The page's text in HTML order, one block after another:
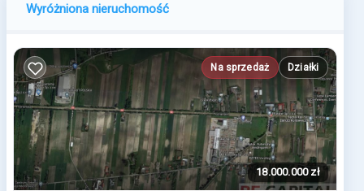
Wyróżniona nieruchomość
Na sprzedaż Działki
18.000.000 zł